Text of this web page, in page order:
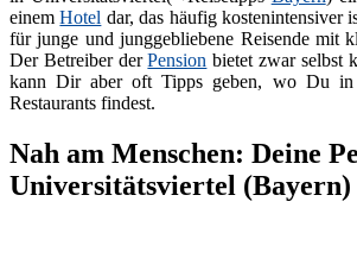
einemHotel dar, das häufig kostenintensiver
für junge und junggebliebene Reisende mit
Der Betreiber derPension bietet zwar selbst
kann Dir aber oft Tipps geben, wo Du in
Restaurants findest.
Nah am Menschen: Deine
Universitätsviertel (Bayern)